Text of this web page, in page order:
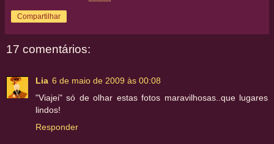
Compartilhar
17 comentários:
Lia 6 de maio de 2009 às 00:08
"Viajei" só de olhar estas fotos maravilhosas..que lugares
lindos!
Responder